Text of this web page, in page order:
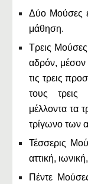
Δύο Μούσες
μάθηση.
Τρεις Μούσες
αδρόν, μέσον
τις τρεις
τους τρεις
μέλλοντα τα
τρίγωνο των
Τέσσερις
αττική,
Πέντε